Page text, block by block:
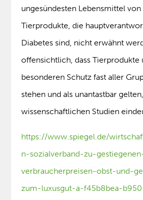
ungesündesten Lebensmittel von
Tierprodukte, die
Diabetes sind, nicht erwähnt
offensichtlich, dass Tierprodukte
besonderen Schutz fast aller
stehen und als unantastbar
wissenschaftlichen Studien
https://www.spiegel.de/
n-sozialverband-zu-
verbraucherpreisen-obst-und-
zum-luxusgut-a-f45b8bea-